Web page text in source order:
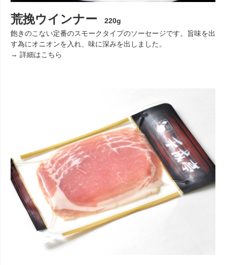
荒挽ウインナー 220g
飽きのこない定番のスモークタイプのソーセージです。旨味を出
す為にオニオンを入れ、味に深みを出しました。
→ 詳細はこちら